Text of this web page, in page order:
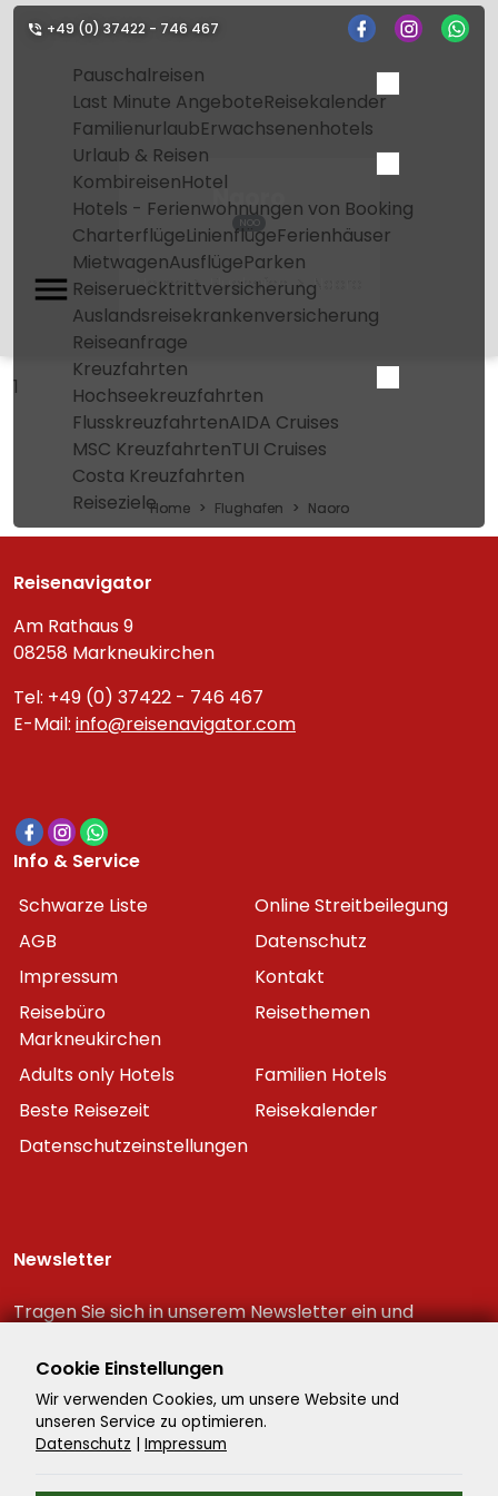
+49 (0) 37422 - 746 467
Pauschalreisen
Last Minute AngeboteReisekalender
FamilienurlaubErwachsenenhotels
Urlaub & Reisen
KombireisenHotel
Hotels - Ferienwohnungen von Booking
CharterflügeLinienflügeFerienhäuser
MietwagenAusflügeParken
Reiseruecktrittversicherung
Auslandsreisekrankenversicherung
Reiseanfrage
Kreuzfahrten
Hochseekreuzfahrten
FlusskreuzfahrtenAIDA Cruises
MSC KreuzfahrtenTUI Cruises
Costa Kreuzfahrten
Reiseziele
Naoro
NOO
Home Flughafen Naoro
1
Home Flughafen Naoro
Reisenavigator
Am Rathaus 9
08258 Markneukirchen
Tel: +49 (0) 37422 - 746 467
E-Mail: info@reisenavigator.com
Info & Service
Schwarze Liste
Online Streitbeilegung
AGB
Datenschutz
Impressum
Kontakt
Reisebüro
Markneukirchen
Reisethemen
Adults only Hotels
Familien Hotels
Beste Reisezeit
Reisekalender
Datenschutzeinstellungen
Newsletter
Tragen Sie sich in unserem Newsletter ein und
Reiseschnäppchen!
Cookie Einstellungen
Wir verwenden Cookies, um unsere Website und
unseren Service zu optimieren.
Datenschutz | Impressum